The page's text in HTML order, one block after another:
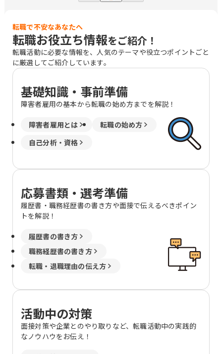
転職で不安なあなたへ
転職お役立ち情報をご紹介！
転職活動に必要な情報を、人気のテーマや役立つポイントごと
に厳選してご紹介しています。
基礎知識・事前準備
障害者雇用の基本から転職の始め方までを解説！
障害者雇用とは
転職の始め方
自己分析・資格
応募書類・選考準備
履歴書・職務経歴書の書き方や面接で伝えるべきポイン
トを解説！
履歴書の書き方
職務経歴書の書き方
転職・退職理由の伝え方
活動中の対策
面接対策や企業とのやり取りなど、転職活動中の実践的
なノウハウをお伝え！